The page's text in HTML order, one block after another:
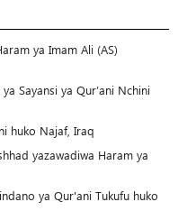
ya Imam Ali (AS)
Sayansi ya Qur’ani Nchini
huko Najaf, Iraq
yazawadiwa Haram ya
ya Qur'ani Tukufu huko